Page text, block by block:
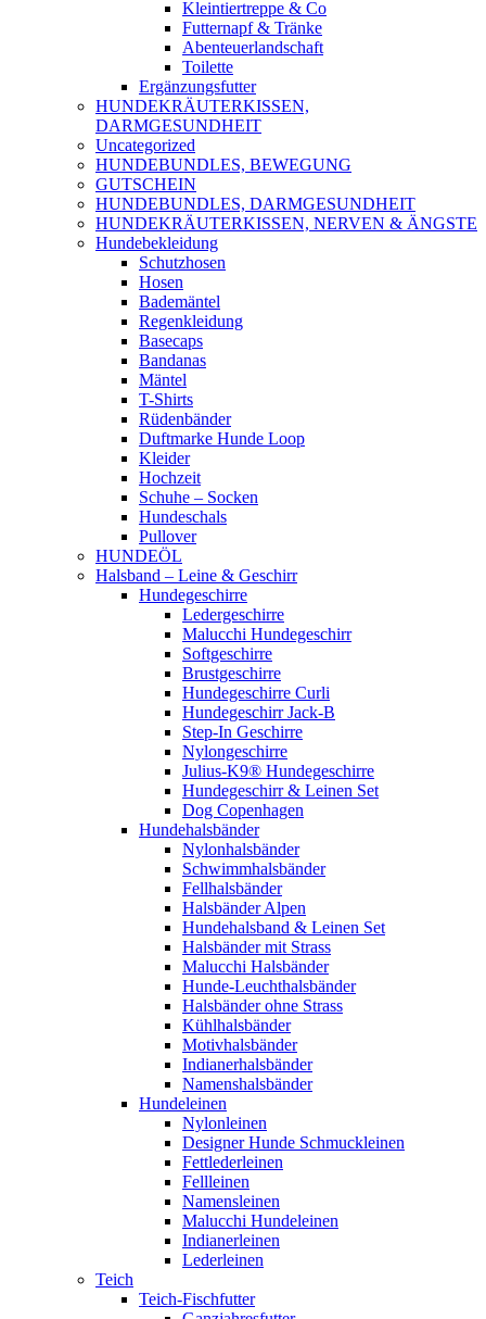
Kleintiertreppe & Co
Futternapf & Tränke
Abenteuerlandschaft
Toilette
Ergänzungsfutter
HUNDEKRÄUTERKISSEN,
DARMGESUNDHEIT
Uncategorized
HUNDEBUNDLES, BEWEGUNG
GUTSCHEIN
HUNDEBUNDLES, DARMGESUNDHEIT
HUNDEKRÄUTERKISSEN, NERVEN & ÄNGSTE
Hundebekleidung
Schutzhosen
Hosen
Bademäntel
Regenkleidung
Basecaps
Bandanas
Mäntel
T-Shirts
Rüdenbänder
Duftmarke Hunde Loop
Kleider
Hochzeit
Schuhe – Socken
Hundeschals
Pullover
HUNDEÖL
Halsband – Leine & Geschirr
Hundegeschirre
Ledergeschirre
Malucchi Hundegeschirr
Softgeschirre
Brustgeschirre
Hundegeschirre Curli
Hundegeschirr Jack-B
Step-In Geschirre
Nylongeschirre
Julius-K9® Hundegeschirre
Hundegeschirr & Leinen Set
Dog Copenhagen
Hundehalsbänder
Nylonhalsbänder
Schwimmhalsbänder
Fellhalsbänder
Halsbänder Alpen
Hundehalsband & Leinen Set
Halsbänder mit Strass
Malucchi Halsbänder
Hunde-Leuchthalsbänder
Halsbänder ohne Strass
Kühlhalsbänder
Motivhalsbänder
Indianerhalsbänder
Namenshalsbänder
Hundeleinen
Nylonleinen
Designer Hunde Schmuckleinen
Fettlederleinen
Fellleinen
Namensleinen
Malucchi Hundeleinen
Indianerleinen
Lederleinen
Teich
Teich-Fischfutter